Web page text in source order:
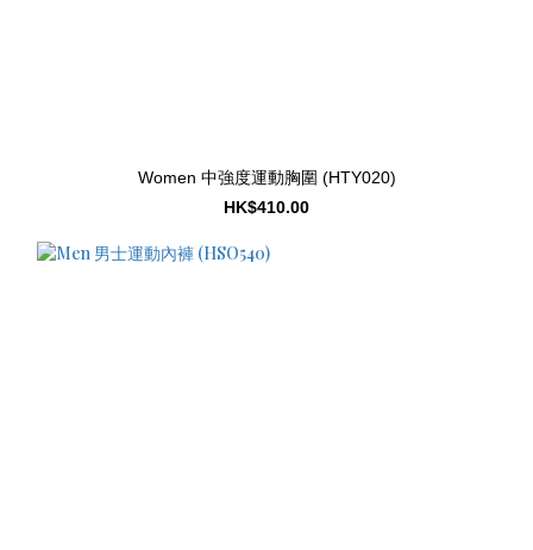
Women 中強度運動胸圍 (HTY020)
HK$410.00